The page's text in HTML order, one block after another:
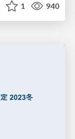
1 940